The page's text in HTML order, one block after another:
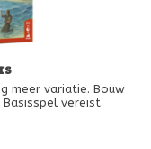
meer variatie. Bouw
Basisspel vereist.